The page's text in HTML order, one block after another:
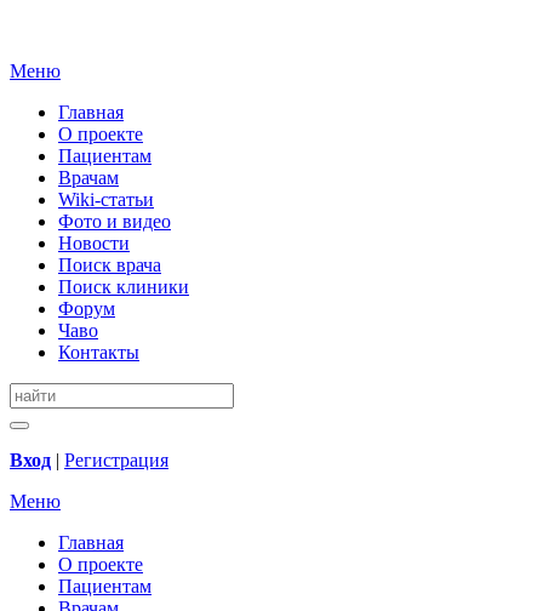
Меню
Главная
О проекте
Пациентам
Врачам
Wiki-статьи
Фото и видео
Новости
Поиск врача
Поиск клиники
Форум
Чаво
Контакты
Вход | Регистрация
Меню
Главная
О проекте
Пациентам